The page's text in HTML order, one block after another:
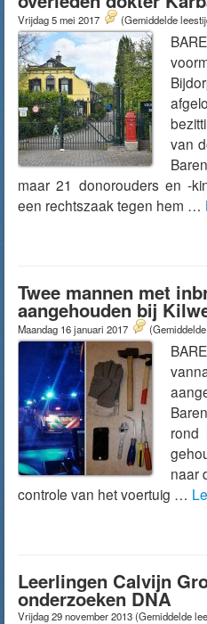
Vrijdag 5 mei 2017 (Gemiddelde
van
maar 21 donorouders en -
een rechtszaak tegen hem …
Twee mannen met
aangehouden bij
Maandag 16 januari 2017
rond
naar
controle van het voertuig …
Leerlingen Calvijn
onderzoeken DNA
Vrijdag 29 november 2013(Gemiddelde